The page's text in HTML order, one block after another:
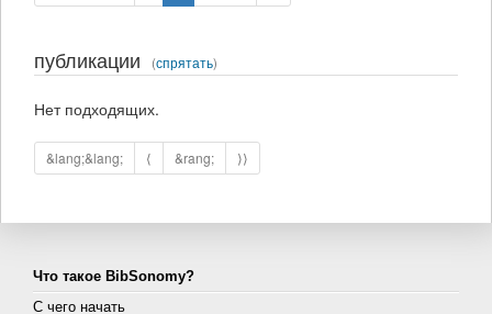
публикации (спрятать)
Нет подходящих.
&lang;&lang; ⟨ &rang; ⟩⟩
Что такое BibSonomy?
С чего начать